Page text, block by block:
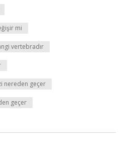
mi
vertebradır
nereden geçer
geçer